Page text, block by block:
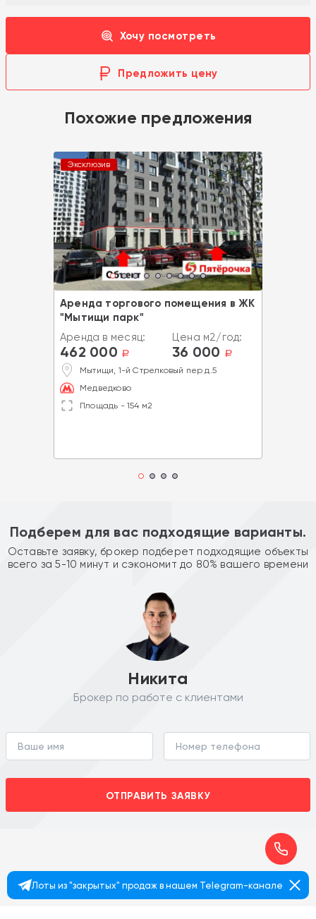
Хочу посмотреть
Предложить цену
Похожие предложения
Эксклюзив
Аренда торгового помещения в ЖК
"Мытищи парк"
Аренда в месяц:
462 000 a
Цена м2/год:
36 000 a
Мытищи, 1-й Стрелковый пер д.5
Медведково
Площадь - 154 м2
Подберем для вас подходящие варианты.
Оставьте заявку, брокер подберет подходящие объекты
всего за 5-10 минут и сэкономит до 80% вашего времени
Никита
Брокер по работе с клиентами
ОТПРАВИТЬ ЗАЯВКУ
Лоты из "закрытых" продаж в нашем Telegram-канале